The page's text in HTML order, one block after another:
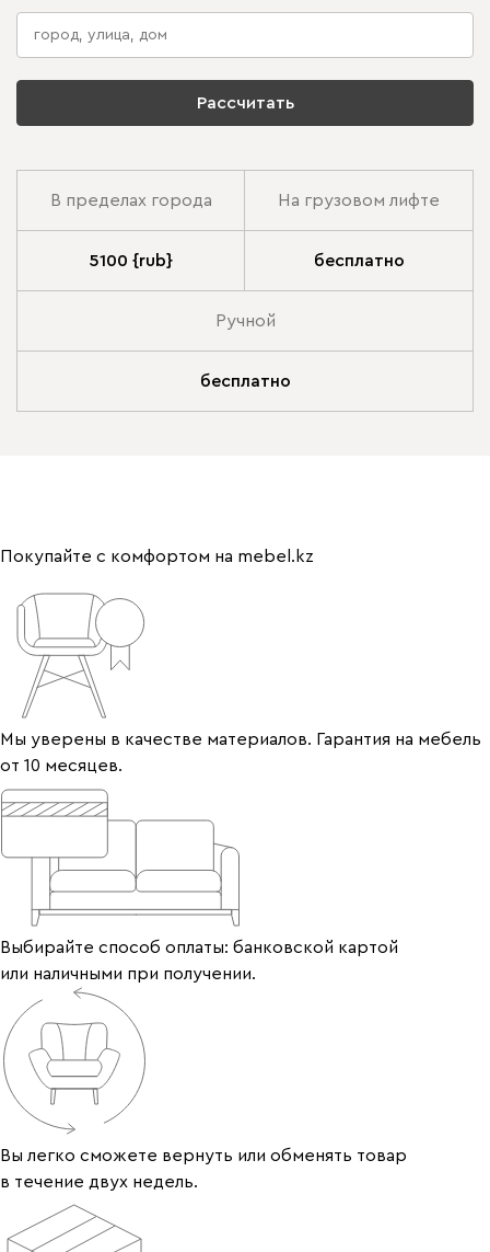
Рассчитать
В пределах города На грузовом лифте
5100 {rub} бесплатно
Ручной
бесплатно
Покупайте с комфортом на mebel.kz
Мы уверены в качестве материалов. Гарантия на мебель
от 10 месяцев.
Выбирайте способ оплаты: банковской картой
или наличными при получении.
Вы легко сможете вернуть или обменять товар
в течение двух недель.